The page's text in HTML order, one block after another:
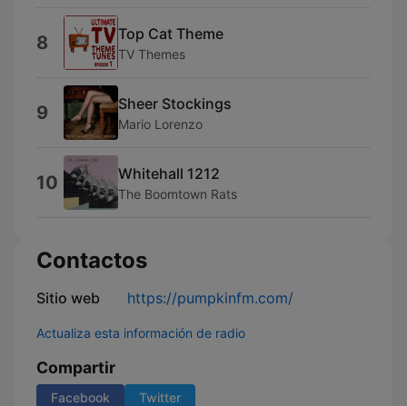
8 Top Cat Theme
TV Themes
9 Sheer Stockings
Mario Lorenzo
10 Whitehall 1212
The Boomtown Rats
Contactos
Sitio web https://pumpkinfm.com/
Actualiza esta información de radio
Compartir
Facebook Twitter